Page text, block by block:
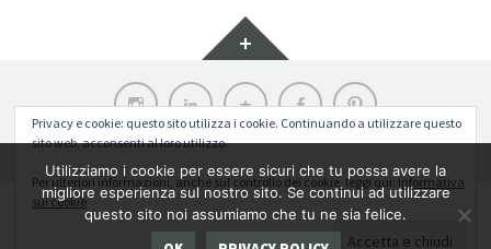
Widget
InstagramLinkedIn ArchiloversFacebookPinterest
Funziona grazie a WordPress
Return To Top
Privacy e cookie: questo sito utilizza i cookie. Continuando a utilizzare questo
sito web, acconsenti al loro utilizzo.
Per ulteriori informazioni, anche sul controllo dei cookie, leggi qui: Informativa
sui cookie
Utilizziamo i cookie per essere sicuri che tu possa avere la
migliore esperienza sul nostro sito. Se continui ad utilizzare
questo sito noi assumiamo che tu ne sia felice.